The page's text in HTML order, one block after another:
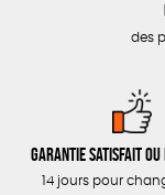
des
Garantie satisfait ou
14 jours pour